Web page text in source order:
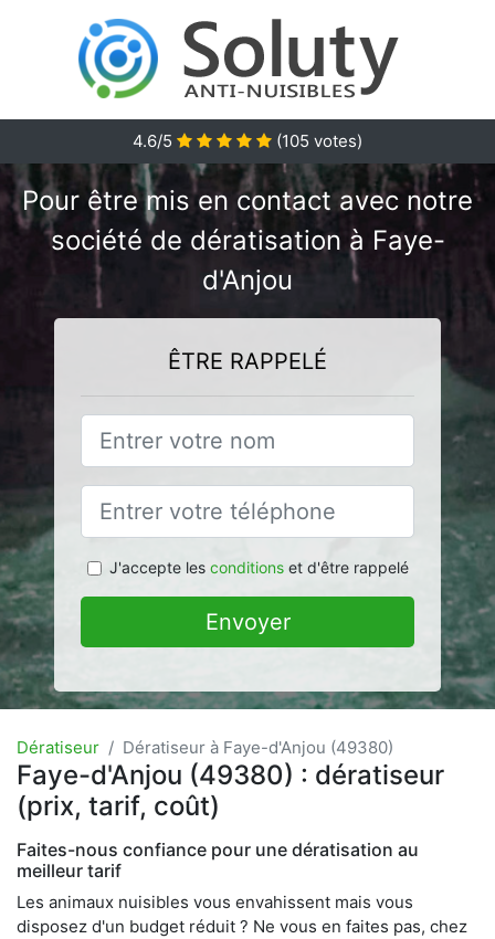
4.6/5 (105 votes)
Pour être mis en contact avec notre
société de dératisation à Faye-
d'Anjou
ÊTRE RAPPELÉ
J'accepte les conditionset d'être rappelé
Envoyer
Dératiseur Dératiseur à Faye-d'Anjou (49380)
Faye-d'Anjou (49380) : dératiseur
(prix, tarif, coût)
Faites-nous confiance pour une dératisation au
meilleur tarif
Les animaux nuisibles vous envahissent mais vous
disposez d'un budget réduit ? Ne vous en faites pas, chez